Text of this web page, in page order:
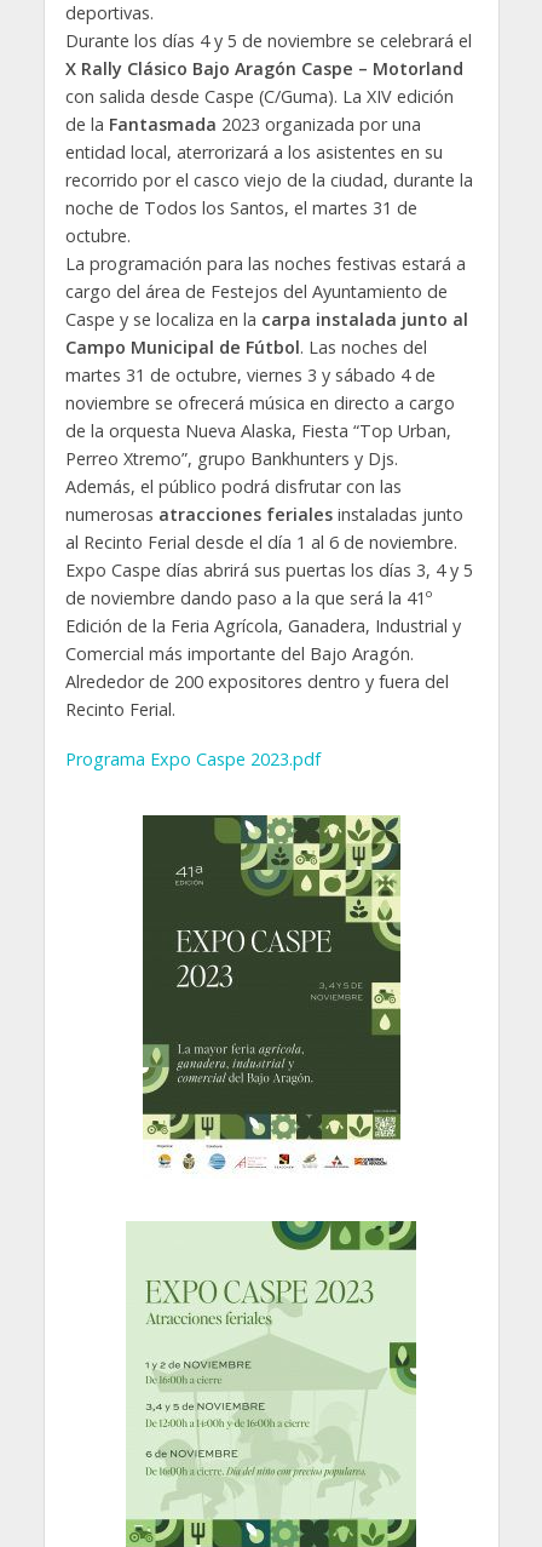
deportivas.
Durante los días 4 y 5 de noviembre se celebrará el
X Rally Clásico Bajo Aragón Caspe – Motorland
con salida desde Caspe (C/Guma). La XIV edición
de la Fantasmada 2023 organizada por una
entidad local, aterrorizará a los asistentes en su
recorrido por el casco viejo de la ciudad, durante la
noche de Todos los Santos, el martes 31 de
octubre.
La programación para las noches festivas estará a
cargo del área de Festejos del Ayuntamiento de
Caspe y se localiza en la carpa instalada junto al
Campo Municipal de Fútbol. Las noches del
martes 31 de octubre, viernes 3 y sábado 4 de
noviembre se ofrecerá música en directo a cargo
de la orquesta Nueva Alaska, Fiesta “Top Urban,
Perreo Xtremo”, grupo Bankhunters y Djs.
Además, el público podrá disfrutar con las
numerosas atracciones ferialesinstaladas junto
al Recinto Ferial desde el día 1 al 6 de noviembre.
Expo Caspe días abrirá sus puertas los días 3, 4 y 5
de noviembre dando paso a la que será la 41º
Edición de la Feria Agrícola, Ganadera, Industrial y
Comercial más importante del Bajo Aragón.
Alrededor de 200 expositores dentro y fuera del
Recinto Ferial.
Programa Expo Caspe 2023.pdf